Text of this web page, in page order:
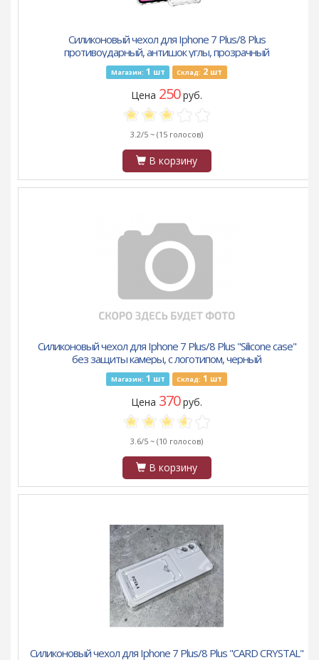
Силиконовый чехол для Iphone 7 Plus/8 Plus
противоударный, антишок углы, прозрачный
Магазин: 1 шт Склад: 2 шт
Цена 250руб.
3.2/5 ~ (15 голосов)
В корзину
Силиконовый чехол для Iphone 7 Plus/8 Plus "Silicone case"
без защиты камеры, с логотипом, черный
Магазин: 1 шт Склад: 1 шт
Цена 370руб.
3.6/5 ~ (10 голосов)
В корзину
Силиконовый чехол для Iphone 7 Plus/8 Plus "CARD CRYSTAL"